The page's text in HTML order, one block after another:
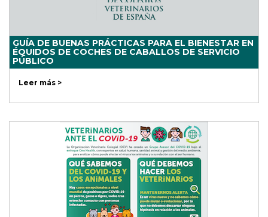
GUÍA DE BUENAS PRÁCTICAS PARA EL BIENESTAR EN
ÉQUIDOS DE COCHES DE CABALLOS DE SERVICIO
PÚBLICO
Leer más >